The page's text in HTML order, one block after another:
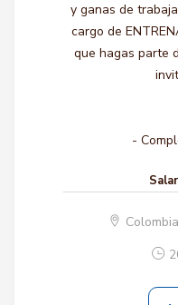
y ganas de
cargo de
que hagas parte
-